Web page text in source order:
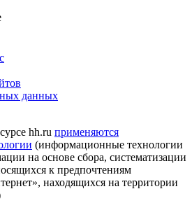
данных
hh.ru применяются
(информационные технологии
на основе сбора, систематизации
к предпочтениям
находящихся на территории